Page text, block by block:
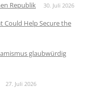
Republik
30. Juli 2026
Could Help Secure the
glaubwürdig
27. Juli 2026